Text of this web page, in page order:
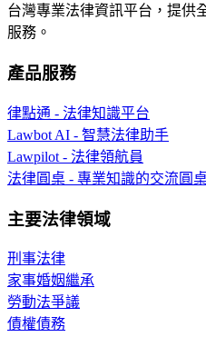
台灣專業法律資訊平台，提供
服務。
產品服務
律點通 - 法律知識平台
Lawbot AI - 智慧法律助手
Lawpilot - 法律領航員
法律圓桌 - 專業知識的交流圓
主要法律領域
刑事法律
家事婚姻繼承
勞動法爭議
債權債務